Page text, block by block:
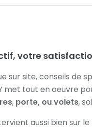
votre
sur site, conseils de
met tout en oeuvre
, porte, ou volets,
aussi bien sur